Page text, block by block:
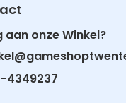
aan onze Winkel?
4349237